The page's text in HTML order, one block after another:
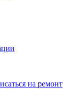
на ремонт